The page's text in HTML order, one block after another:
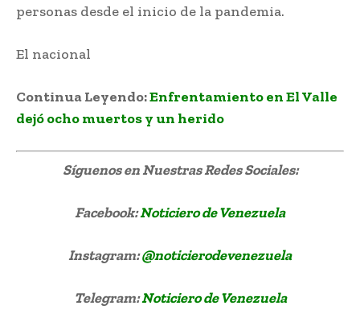
personas desde el inicio de la pandemia.
El nacional
Continua Leyendo:Enfrentamiento en El Valle
dejó ocho muertos y un herido
Síguenosen Nuestras Redes Sociales:
Facebook:Noticiero de Venezuela
Instagram:@noticierodevenezuela
Telegram:Noticiero de Venezuela